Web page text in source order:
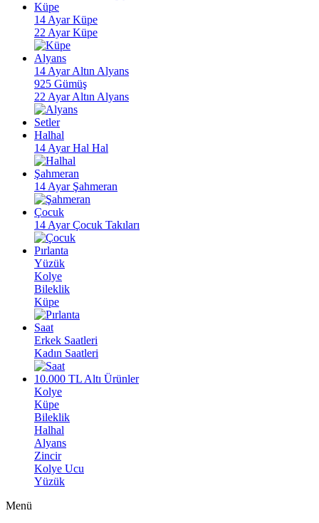
Küpe
14 Ayar Küpe
22 Ayar Küpe
Alyans
14 Ayar Altın Alyans
925 Gümüş
22 Ayar Altın Alyans
Setler
Halhal
14 Ayar Hal Hal
Şahmeran
14 Ayar Şahmeran
Çocuk
14 Ayar Çocuk Takıları
Pırlanta
Yüzük
Kolye
Bileklik
Küpe
Saat
Erkek Saatleri
Kadın Saatleri
10.000 TL Altı Ürünler
Kolye
Küpe
Bileklik
Halhal
Alyans
Zincir
Kolye Ucu
Yüzük
Menü